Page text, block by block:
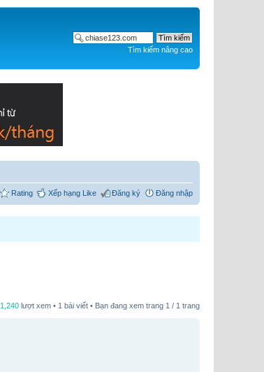
Tìm kiếm nâng cao
Rating Xếp hạng Like Đăng ký Đăng nhập
1,240 lượt xem • 1 bài viết • Bạn đang xem trang 1 / 1 trang